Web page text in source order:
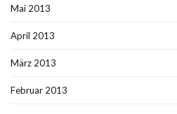
Mai 2013
April 2013
März 2013
Februar 2013